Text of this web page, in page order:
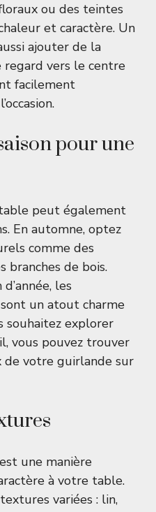
ou des teintes
et caractère. Un
ajouter de la
vers le centre
facilement
pour une
peut également
En automne, optez
comme des
de bois.
les
sont un atout charme
souhaitez explorer
vous pouvez trouver
de votre guirlande sur
est une manière
à votre table.
variées : lin,